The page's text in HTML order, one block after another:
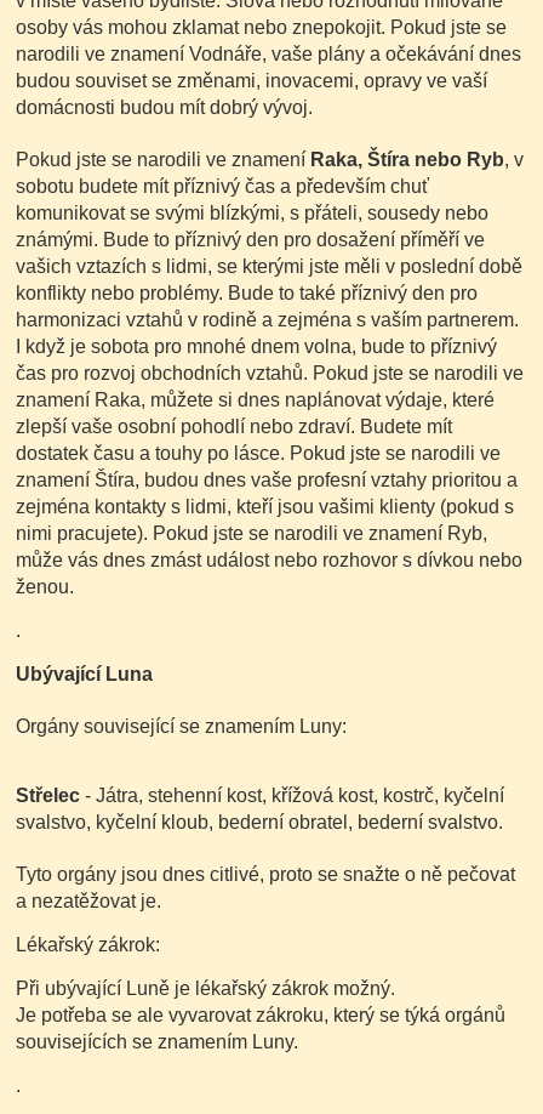
osoby vás mohou zklamat nebo znepokojit. Pokud jste se
narodili ve znamení Vodnáře, vaše plány a očekávání dnes
budou souviset se změnami, inovacemi, opravy ve vaší
domácnosti budou mít dobrý vývoj.
Pokud jste se narodili ve znamení Raka, Štíra nebo Ryb, v
sobotu budete mít příznivý čas a především chuť
komunikovat se svými blízkými, s přáteli, sousedy nebo
známými. Bude to příznivý den pro dosažení příměří ve
vašich vztazích s lidmi, se kterými jste měli v poslední době
konflikty nebo problémy. Bude to také příznivý den pro
harmonizaci vztahů v rodině a zejména s vaším partnerem.
I když je sobota pro mnohé dnem volna, bude to příznivý
čas pro rozvoj obchodních vztahů. Pokud jste se narodili ve
znamení Raka, můžete si dnes naplánovat výdaje, které
zlepší vaše osobní pohodlí nebo zdraví. Budete mít
dostatek času a touhy po lásce. Pokud jste se narodili ve
znamení Štíra, budou dnes vaše profesní vztahy prioritou a
zejména kontakty s lidmi, kteří jsou vašimi klienty (pokud s
nimi pracujete). Pokud jste se narodili ve znamení Ryb,
může vás dnes zmást událost nebo rozhovor s dívkou nebo
ženou.
.
Ubývající Luna
Orgány související se znamením Luny:
Střelec - Játra, stehenní kost, křížová kost, kostrč, kyčelní
svalstvo, kyčelní kloub, bederní obratel, bederní svalstvo.
Tyto orgány jsou dnes citlivé, proto se snažte o ně pečovat
a nezatěžovat je.
Lékařský zákrok:
Při ubývající Luně je lékařský zákrok možný.
Je potřeba se ale vyvarovat zákroku, který se týká orgánů
souvisejících se znamením Luny.
.